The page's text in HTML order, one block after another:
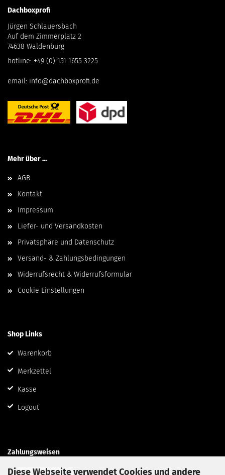
Diese Webseite verwendet Cookies und andere
Dachboxprofi
Jürgen Schlauersbach
Auf dem Zimmerplatz 2
74638 Waldenburg
hotline: +49 (0) 151 1655 3225
email: info@dachboxprofi.de
Mehr über ...
AGB
Kontakt
Impressum
Liefer- und Versandkosten
Privatsphäre und Datenschutz
Versand- & Zahlungsbedingungen
Widerrufsrecht & Widerrufsformular
Cookie Einstellungen
Shop Links
Warenkorb
Merkzettel
Kasse
Logout
Zahlungsweisen